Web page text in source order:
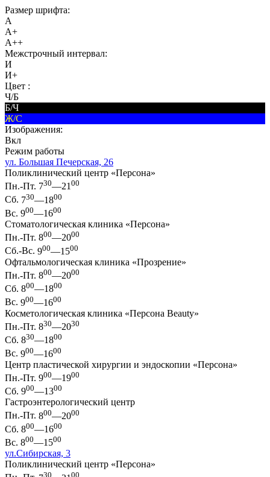
Размер шрифта:
A
A+
A++
Межстрочный интервал:
И
И+
Цвет :
Ч/Б
Б/Ч
Ж/С
Изображения:
Вкл
Режим работы
ул. Большая Печерская, 26
Поликлинический центр «Персона»
Пн.-Пт. 730—21 00
Сб. 730—1800
Вс. 900—1600
Стоматологическая клиника «Персона»
Пн.-Пт. 800—2000
Сб.-Вс. 900—1500
Офтальмологическая клиника «Прозрение»
Пн.-Пт. 800—2000
Сб. 800—1800
Вс. 900—1600
Косметологическая клиника «Персона Beauty»
Пн.-Пт. 830—2030
Сб. 830—1800
Вс. 900—1600
Центр пластической хирургии и эндоскопии «Персона»
Пн.-Пт. 900—1900
Сб. 900—1300
Гастроэнтерологический центр
Пн.-Пт. 800—2000
Сб. 800—1600
Вс. 800—1500
ул.Сибирская, 3
Поликлинический центр «Персона»
30 00